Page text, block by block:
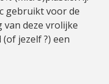
gebruikt voor de
deze vrolijke
jezelf ?) een